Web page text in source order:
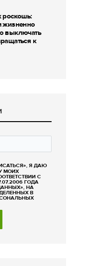
роскошь:
жизненно
выключать
к
Я ДАЮ
МОИХ
С
ГОДА
НА
В